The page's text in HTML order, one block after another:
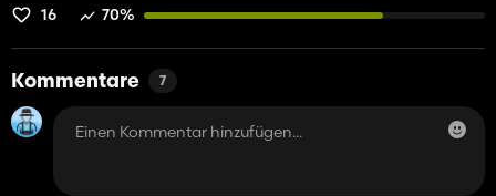
16 70%
Kommentare 7